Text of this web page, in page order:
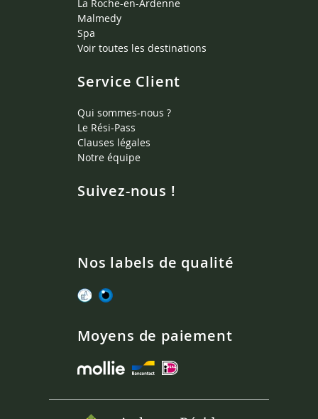
La Roche-en-Ardenne
Malmedy
Spa
Voir toutes les destinations
Service Client
Qui sommes-nous ?
Le Rési-Pass
Clauses légales
Notre équipe
Suivez-nous !
Nos labels de qualité
Moyens de paiement